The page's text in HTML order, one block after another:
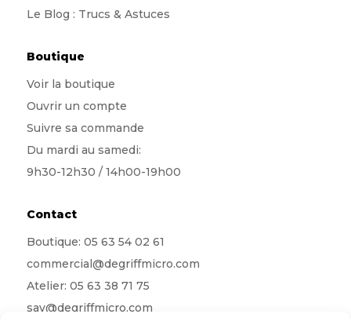
Le Blog : Trucs & Astuces
Boutique
Voir la boutique
Ouvrir un compte
Suivre sa commande
Du mardi au samedi:
9h30-12h30 / 14h00-19h00
Contact
Boutique: 05 63 54 02 61
commercial@degriffmicro.com
Atelier: 05 63 38 71 75
sav@degriffmicro.com